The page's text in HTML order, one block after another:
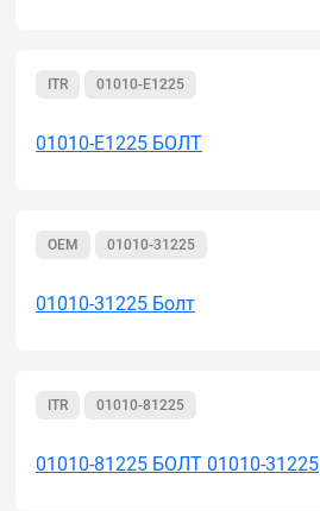
ITR 01010-E1225
01010-E1225 БОЛТ
OEM 01010-31225
01010-31225 Болт
ITR 01010-81225
01010-81225 БОЛТ 01010-31225